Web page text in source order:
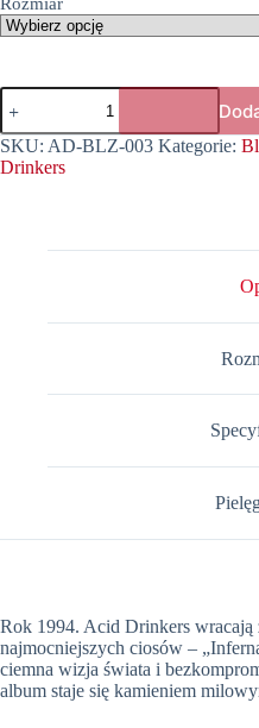
ilość
Bluza
Acid
Drinkers
-
SKU: AD-BLZ-003 Kategorie:
Drinkers
Rok 1994. Acid Drinkers wracają
najmocniejszych ciosów –
ciemna wizja świata i
album staje się kamieniem